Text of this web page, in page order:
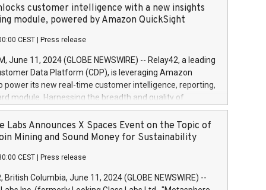
June
is predefined at 99,594. Expected settlement date is
Covered bonds issued by Landsbankinn are rated A+
the auction. For further information, please call
or email verdbrefamidlun@landsbankinn.is.
customer intelligence with a new insights
module, powered by Amazon QuickSight
CEST Press release
June 11, 2024 (GLOBE NEWSWIRE) -- Relay42, a leading
Data Platform (CDP), is leveraging Amazon
power its new real-time customer intelligence, reporting,
module. Harnessing the breadth and quality of
the new Insights module empowers marketing teams
customer behaviors and gain invaluable insights into
of their marketing programs across all online, offline,
beta version Key capabilities of the Relay42 Insights
Deep insights into customer behaviors: With the
module, marketers can ask unlimited questions about
Labs Announces X Spaces Event on the Topic of
Mining and Sound Money for Sustainability
CEST Press release
British Columbia, June 11, 2024 (GLOBE NEWSWIRE) --